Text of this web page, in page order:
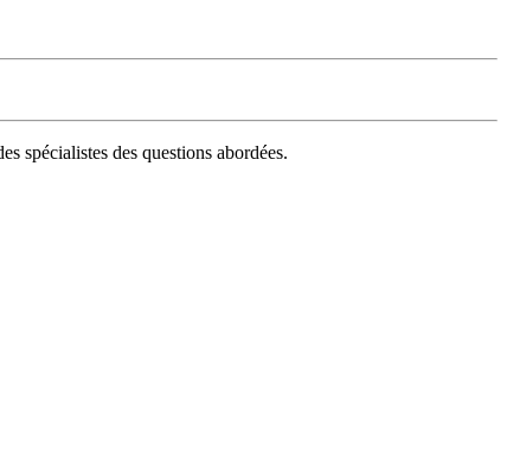
spécialistes des questions abordées.